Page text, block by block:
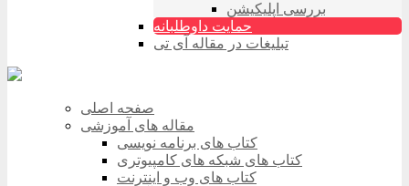
بررسی اپلیکیشن
حمایت داوطلبانه
تبلیغات در مقاله آی تی
صفحه اصلی
مقاله های آموزشی
کتاب های برنامه نویسی
کتاب های شبکه های کامپیوتری
کتاب های وب و اینترنت